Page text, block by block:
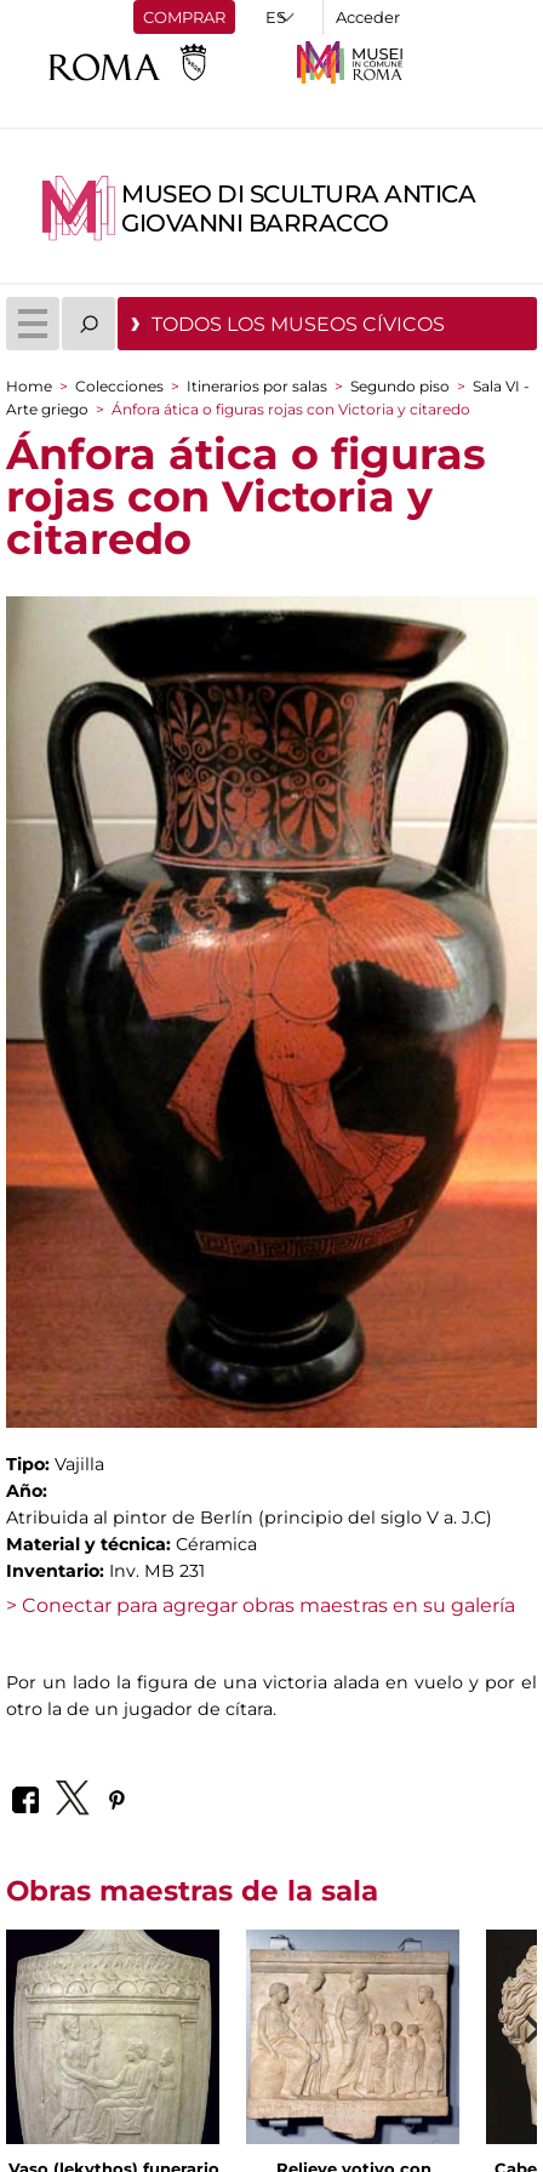
COMPRAR Acceder
MUSEO DI SCULTURA ANTICA
GIOVANNI BARRACCO
TODOS LOS MUSEOS CÍVICOS
You are here
Home > Colecciones > Itinerarios por salas > Segundo piso > Sala VI -
Arte griego > Ánfora ática o figuras rojas con Victoria y citaredo
Ánfora ática o figuras
rojas con Victoria y
citaredo
Tipo: Vajilla
Año:
Atribuida al pintor de Berlín (principio del siglo V a. J.C)
Material y técnica: Céramica
Inventario: Inv. MB 231
> Conectar para agregar obras maestras en su galería
Por un lado la figura de una victoria alada en vuelo y por el
otro la de un jugador de cítara.
Obras maestras de la sala